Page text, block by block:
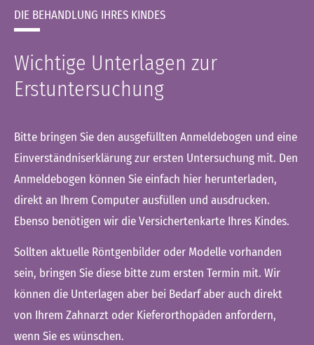
DIE BEHANDLUNG IHRES KINDES
Wichtige Unterlagen zur
Erstuntersuchung
Bitte bringen Sie den ausgefüllten Anmeldebogen und eine
Einverständniserklärung zur ersten Untersuchung mit. Den
Anmeldebogen können Sie einfach hier herunterladen,
direkt an Ihrem Computer ausfüllen und ausdrucken.
Ebenso benötigen wir die Versichertenkarte Ihres Kindes.
Sollten aktuelle Röntgenbilder oder Modelle vorhanden
sein, bringen Sie diese bitte zum ersten Termin mit. Wir
können die Unterlagen aber bei Bedarf aber auch direkt
von Ihrem Zahnarzt oder Kieferorthopäden anfordern,
wenn Sie es wünschen.